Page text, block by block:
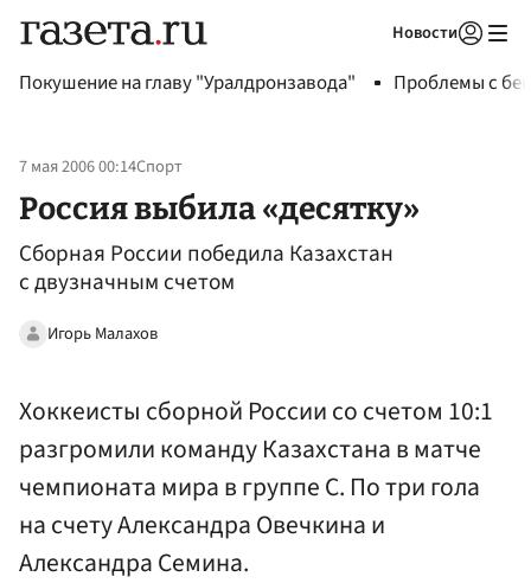
Новости
Покушение на главу "Уралдронзавода" Проблемы с
7 мая 2006 00:14Спорт
Россия выбила «десятку»
Сборная России победила Казахстан
с двузначным счетом
Игорь Малахов
Хоккеисты сборной России со счетом 10:1
разгромили команду Казахстана в матче
чемпионата мира в группе С. По три гола
на счету Александра Овечкина и
Александра Семина.